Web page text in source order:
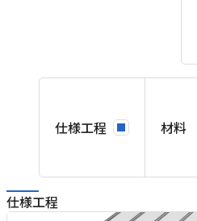
仕様工程 材料
仕様工程